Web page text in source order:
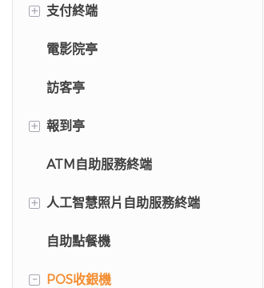
手機殼自動販賣機
螢幕保護貼自動販賣機
+ 支付終端
停車繳費亭
電影院亭
訪客亭
+ 報到亭
飯店自助入住亭
病人登記亭
機場自助報到亭
ATM自助服務終端
+ 人工智慧照片自助服務終端
人工智慧照片自助服務終端
照相亭
自助點餐機
- POS收銀機